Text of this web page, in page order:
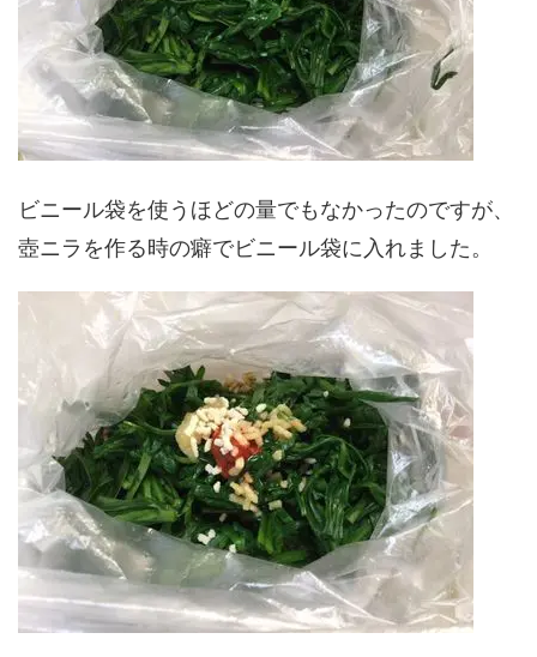
ビニール袋を使うほどの量でもなかったのですが、
壺ニラを作る時の癖でビニール袋に入れました。